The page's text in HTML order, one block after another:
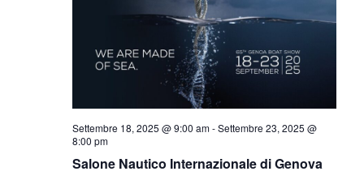
Salone Nautico Internazionale di Genova
Settembre 18, 2025 @ 9:00 am-Settembre 23, 2025 @
8:00 pm